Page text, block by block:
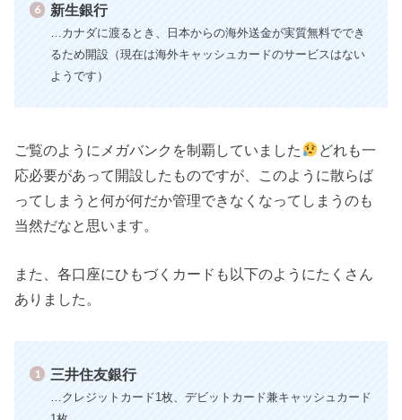
新生銀行
…カナダに渡るとき、日本からの海外送金が実質無料ででき
るため開設（現在は海外キャッシュカードのサービスはない
ようです）
ご覧のようにメガバンクを制覇していました
どれも一
応必要があって開設したものですが、このように散らば
ってしまうと何が何だか管理できなくなってしまうのも
当然だなと思います。
また、各口座にひもづくカードも以下のようにたくさん
ありました。
三井住友銀行
…クレジットカード1枚、デビットカード兼キャッシュカード